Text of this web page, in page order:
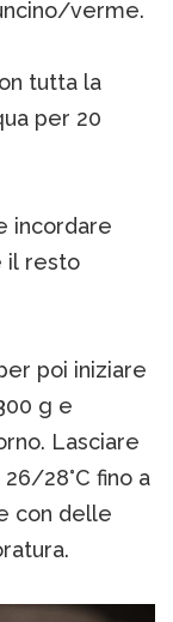
verme.
tutta la
per 20
incordare
il resto
poi iniziare
g e
Lasciare
28°C fino a
con delle